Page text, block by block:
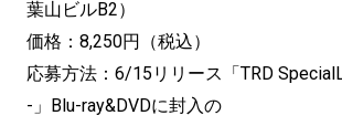
葉山ビルB2）
価格：8,250円（税込）
応募方法：6/15リリース「TRD
-」Blu-ray&DVDに封入の